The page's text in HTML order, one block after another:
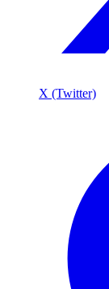
X (Twitter)